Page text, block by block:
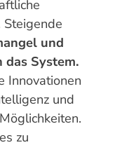
und
das System.
Innovationen
und
zu